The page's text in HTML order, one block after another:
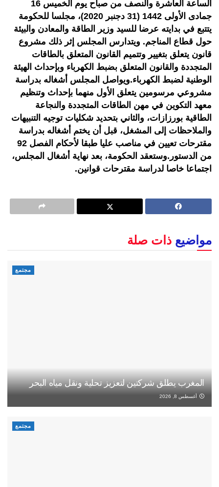
الساعة العاشرة والنصف من صباح يوم الخميس 16
جمادى الأولى 1442 (31 دجنبر 2020)، مجلسا للحكومة
يتتبع في بدايته عرضا للسيد وزير الطاقة والمعادن والبيئة
حول قطاع المناجم. ويتدارس المجلس إثر ذلك مشروع
قانون يتعلق بتغيير وتتميم القانون المتعلق بالطاقات
المتجددة والقانون المتعلق بضبط الكهرباء وبإحداث الهيئة
الوطنية لضبط الكهرباء.ويواصل المجلس أشغاله بدراسة
مشروعي مرسومين يتعلق الأول منهما بإحداث وتنظيم
معهد التكوين في مهن الطاقات المتجددة والنجاعة
الطاقية بورزازات، والثاني بتحديد شكليات توجيه التنبيهات
والملاحظات إلى المشغل، قبل أن يختم أشغاله بدراسة
مقترحات تعيين في مناصب عليا طبقا لأحكام الفصل 92
من الدستور.وستعقد الحكومة، بعد نهاية أشغال المجلس،
اجتماعا خاصا لدراسة مقترحات قوانين.
مواضيع ذات صلة
مجتمع
المغرب يطلق شركتين لتعزيز تحلية ونقل مياه البحر
أغسطس 8, 2026
مجتمع